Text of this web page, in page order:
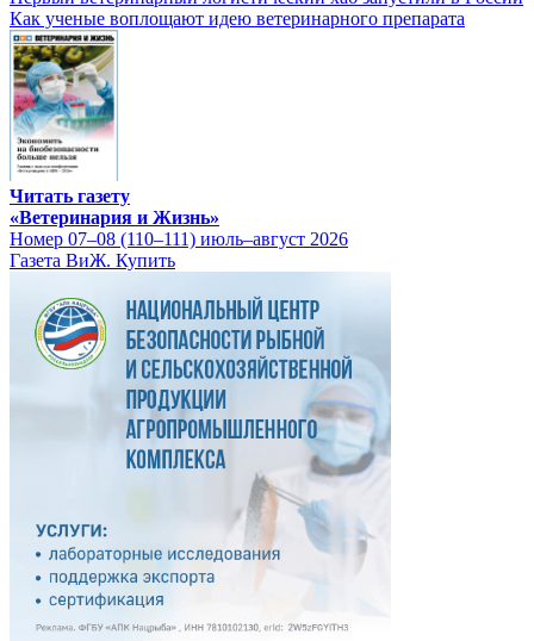
Как ученые воплощают идею ветеринарного препарата
Читать газету
«Ветеринария и Жизнь»
Номер 07–08 (110–111) июль–август 2026
Газета ВиЖ. Купить